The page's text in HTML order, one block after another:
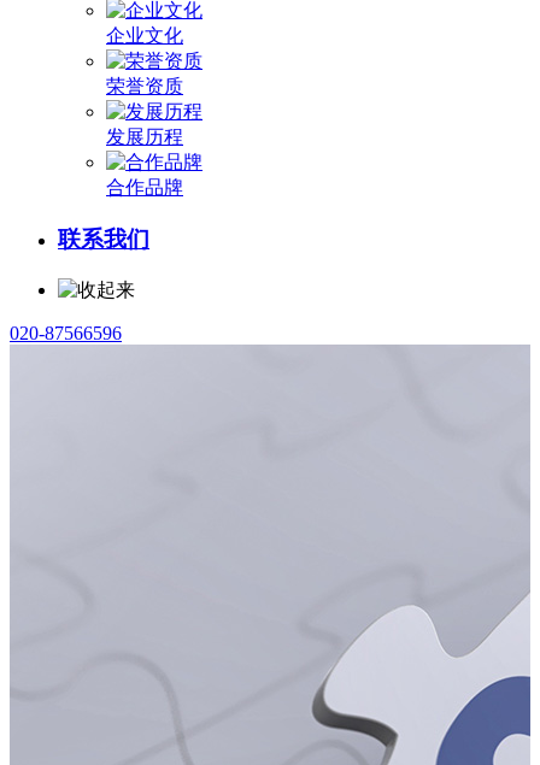
企业文化
荣誉资质
发展历程
合作品牌
联系我们
020-87566596